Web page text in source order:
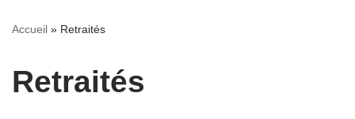
Accueil » Retraités
Retraités